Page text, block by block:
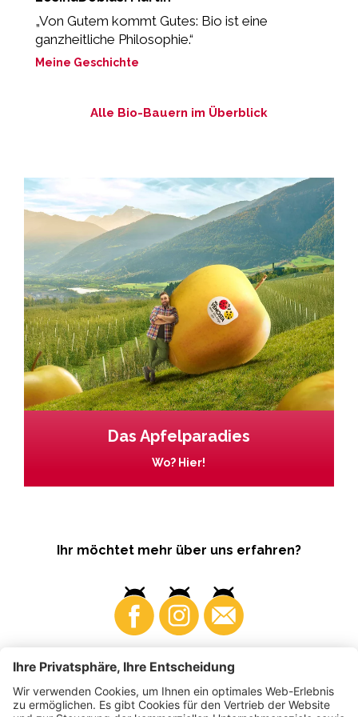
„Von Gutem kommt Gutes: Bio ist eine
ganzheitliche Philosophie.“
Meine Geschichte
Alle Bio-Bauern im Überblick
Das Apfelparadies
Wo? Hier!
Ihr möchtet mehr über uns erfahren?
Business Produzenten